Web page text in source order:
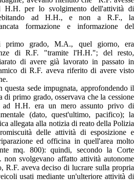
H.H. per lo svolgimento dell'attività di
ad H.H., e non a R.F., la
formazione e informazione del
primo grado, M.A., quel giorno, era
di R.F. "tramite l'H.H."; del resto,
di avere già lavorato in passato in
di R.F. aveva riferito di avere visto
sede impugnata, approfondendo il
di primo grado, osservava che la cessione
ad H.H. era un mero assunto privo di
(dato, quest'ultimo, pacifico); la
allegata alla notizia di reato della Polizia
delle attività di esposizione e
ed officina in quell'area molto
mq. 800): quindi, secondo la Corte
svolgevano affatto attività autonome
R.F. aveva deciso di lucrare sulla propria
usati mediante un'ulteriore attività di